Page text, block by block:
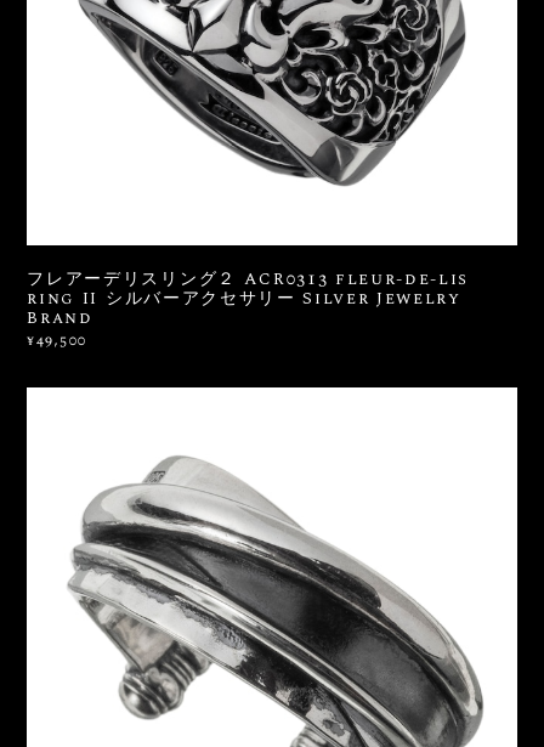
フレアーデリスリング２ ACR0313 fleur-de-lis
ring II シルバーアクセサリー Silver Jewelry
Brand
¥49,500